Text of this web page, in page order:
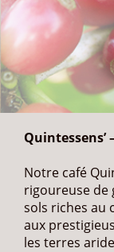
Quintessens’
Notre café
rigoureuse de
sols riches au
aux
les terres